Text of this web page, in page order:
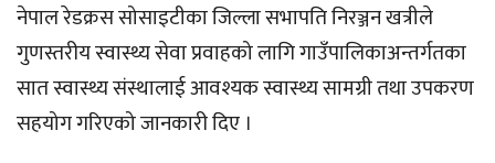
नेपाल रेडक्रस सोसाइटीका जिल्ला सभापति निरञ्जन खत्रीले
गुणस्तरीय स्वास्थ्य सेवा प्रवाहको लागि गाउँपालिकाअन्तर्गतका
सात स्वास्थ्य संस्थालाई आवश्यक स्वास्थ्य सामग्री तथा उपकरण
सहयोग गरिएको जानकारी दिए ।